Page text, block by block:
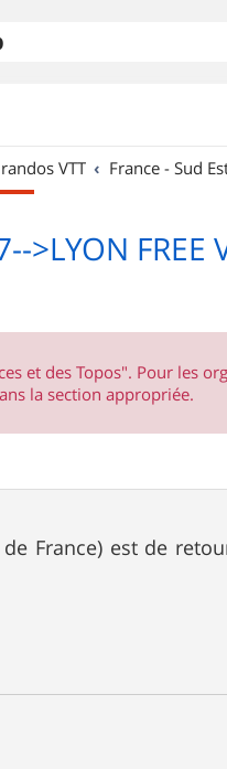
VTT France - Sud
>LYON FREE
et des Topos". Pour les
la section appropriée.
France) est de